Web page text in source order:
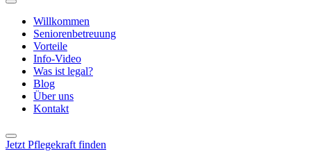
Willkommen
Seniorenbetreuung
Vorteile
Info-Video
Was ist legal?
Blog
Über uns
Kontakt
Jetzt Pflegekraft finden